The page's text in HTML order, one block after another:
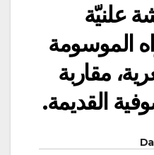
علنيّة
الموسومة
مقاربة
القديمة.